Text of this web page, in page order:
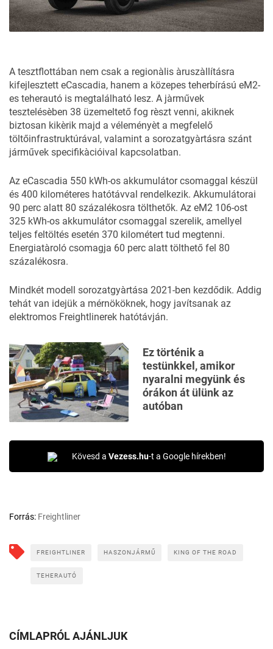
A tesztflottában nem csak a regionàlis àruszàllításra
kifejlesztett eCascadia, hanem a közepes teherbírású eM2-
es teherautó is megtalálható lesz. A jàrművek
tesztelésèben 38 üzemeltető fog rèszt venni, akiknek
biztosan kikèrik majd a véleményèt a megfelelő
töltőinfrastruktúrával, valamint a sorozatgyàrtásra szánt
járművek specifikàcióival kapcsolatban.
Az eCascadia 550 kWh-os akkumulátor csomaggal készül
és 400 kilométeres hatótávval rendelkezik. Akkumulátorai
90 perc alatt 80 százalékosra tölthetők. Az eM2 106-ost
325 kWh-os akkumulátor csomaggal szerelik, amellyel
teljes feltöltés esetén 370 kilométert tud megtenni.
Energiatàroló csomagja 60 perc alatt tölthető fel 80
százalékosra.
Mindkét modell sorozatgyàrtása 2021-ben kezdődik. Addig
tehát van idejük a mérnököknek, hogy javítsanak az
elektromos Freightlinerek hatótávján.
Ez történik a
testünkkel, amikor
nyaralni megyünk és
órákon át ülünk az
autóban
Kövesd a Vezess.hu-t a Google hírekben!
Forrás: Freightliner
FREIGHTLINER HASZONJÁRMŰ KING OF THE ROAD
TEHERAUTÓ
CÍMLAPRÓL AJÁNLJUK